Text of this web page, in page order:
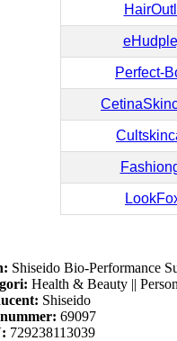
Perfect-
Shiseido Bio-Performance
Health & Beauty ||
Shiseido
69097
729238113039